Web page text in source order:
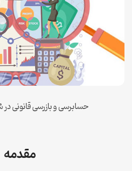
حسابرسی و بازرسی قانونی
مقدمه